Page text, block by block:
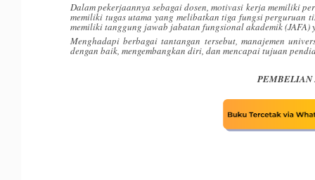
Dalam pekerjaannya sebagai dosen, motivasi kerja memiliki
memiliki tugas utama yang melibatkan tiga fungsi perguruan
memiliki tanggung jawab jabatan fungsionalakademik (JAFA)
Menghadapi berbagai tantangan tersebut, manajemen
dengan baik, mengembangkan diri, dan mencapai tujuan
PEMBELIAN